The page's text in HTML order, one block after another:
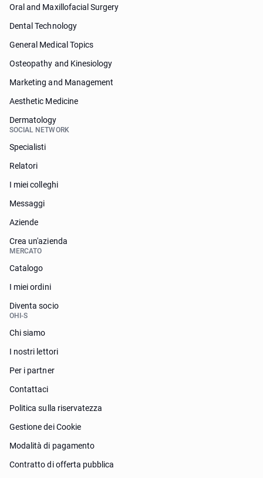
Oral and Maxillofacial Surgery
Dental Technology
General Medical Topics
Osteopathy and Kinesiology
Marketing and Management
Aesthetic Medicine
Dermatology
SOCIAL NETWORK
Specialisti
Relatori
I miei colleghi
Messaggi
Aziende
Crea un'azienda
MERCATO
Catalogo
I miei ordini
Diventa socio
OHI-S
Chi siamo
I nostri lettori
Per i partner
Contattaci
Politica sulla riservatezza
Gestione dei Cookie
Modalità di pagamento
Contratto di offerta pubblica